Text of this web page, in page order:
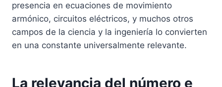
presencia en ecuaciones de movimiento
armónico, circuitos eléctricos, y muchos otros
campos de la ciencia y la ingeniería lo convierten
en una constante universalmente relevante.
La relevancia del número e